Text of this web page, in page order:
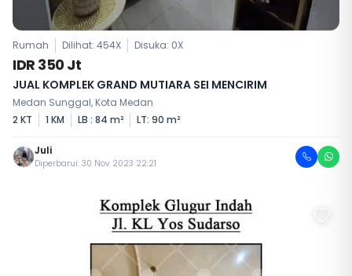
Rumah Dilihat: 454X Disuka: 0X
IDR 350 Jt
JUAL KOMPLEK GRAND MUTIARA SEI MENCIRIM
Medan Sunggal, Kota Medan
2 KT
1 KM LB : 84 m² LT: 90 m²
Juli
Diperbarui: 30 Nov 2023 22:21